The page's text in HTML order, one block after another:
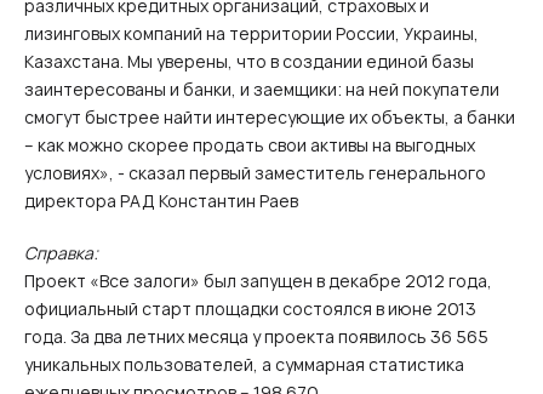
различных кредитных организаций, страховых и
лизинговых компаний на территории России, Украины,
Казахстана. Мы уверены, что в создании единой базы
заинтересованы и банки, и заемщики: на ней покупатели
смогут быстрее найти интересующие их объекты, а банки
– как можно скорее продать свои активы на выгодных
условиях», - сказал первый заместитель генерального
директора РАД Константин Раев
Справка:
Проект «Все залоги» был запущен в декабре 2012 года,
официальный старт площадки состоялся в июне 2013
года. За два летних месяца у проекта появилось 36 565
уникальных пользователей, а суммарная статистика